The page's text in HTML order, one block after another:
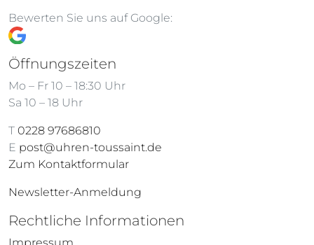
Bewerten Sie uns auf Google:
Öffnungszeiten
Mo – Fr 10 – 18:30 Uhr
Sa 10 – 18 Uhr
T 0228 97686810
E post@uhren-toussaint.de
Zum Kontaktformular
Newsletter-Anmeldung
Rechtliche Informationen